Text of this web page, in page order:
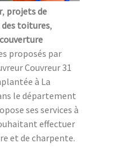
, projets de
toitures,
couverture
proposés par
Couvreur 31
à La
le département
ses services à
effectuer
et de charpente.